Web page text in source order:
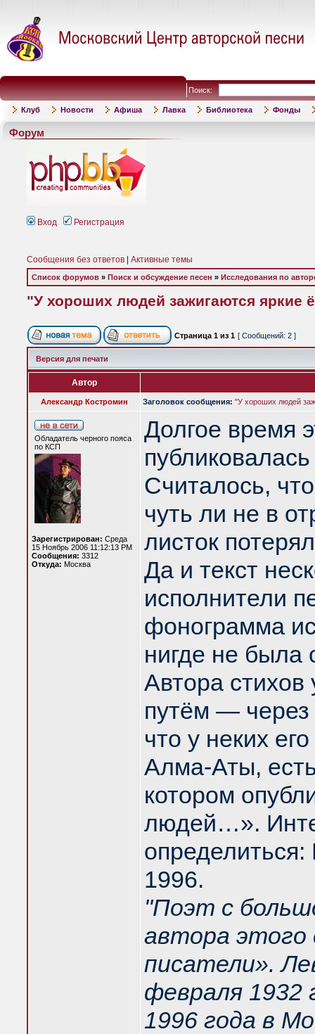
Поиск:
Клуб Новости Афиша Лавка Библиотека Фонды
Форум
Вход Регистрация
Сообщения без ответов Активные темы
Список форумов » Поиск и обсуждение песен » Исследования по
"У хороших людей зажигаются яркие
Страница 1 из 1 [ Сообщений: 2 ]
Версия для печати
Автор
Александр Костромин Заголовок сообщения: "У хороших людей
Обладатель черного пояса
по КСП
Зарегистрирован: Среда
15 Ноябрь 2006 11:12:13 PM
Сообщения: 3312
Откуда: Москва
Долгое время
Считалось,
чуть ли не в
листок
Да и текст
исполнители
фонограмма
нигде не была
Автора
путём — через
что у неких
Алма-Аты,
котором
людей…».
1996.
"Поэт с
автора этого
писатели».
февраля 1932
1996 года в